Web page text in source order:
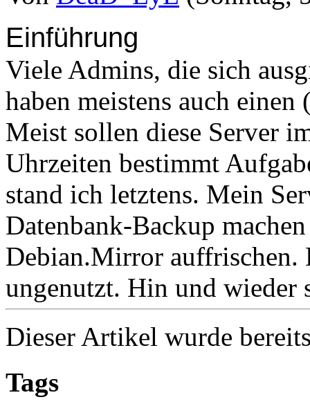
Einführung
Viele Admins, die sich
haben meistens auch einen
Meist sollen diese Server
Uhrzeiten bestimmt
stand ich letztens. Mein
Datenbank-Backup
Debian.Mirror auffrischen.
ungenutzt. Hin und wieder
Dieser Artikel wurde
Tags